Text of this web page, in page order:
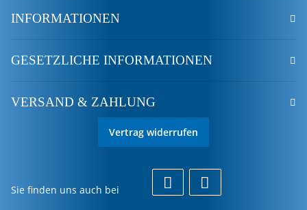
INFORMATIONEN
GESETZLICHE INFORMATIONEN
VERSAND & ZAHLUNG
Vertrag widerrufen
Sie finden uns auch bei